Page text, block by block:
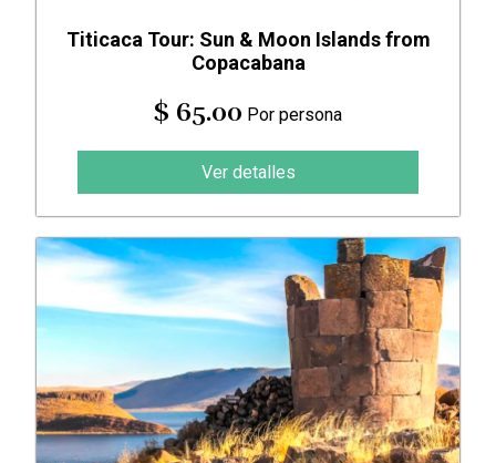
Titicaca Tour: Sun & Moon Islands from
Copacabana
$ 65.00 Por persona
Ver detalles